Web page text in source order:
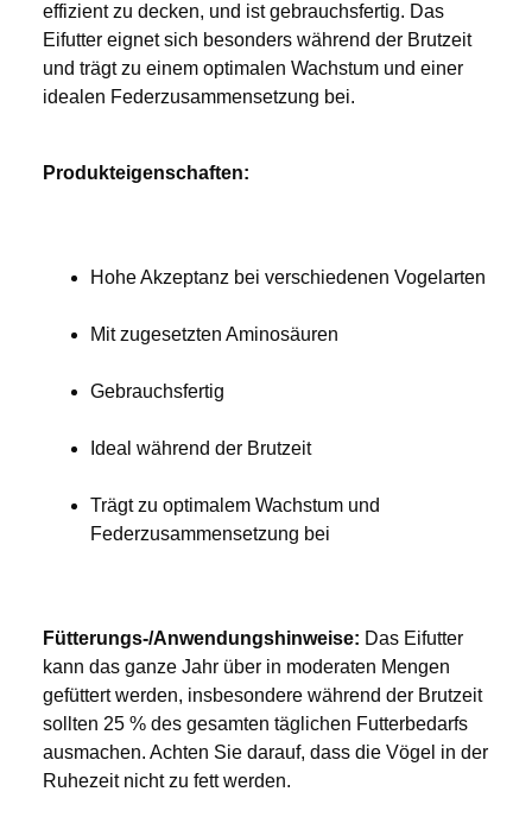
effizient zu decken, und ist gebrauchsfertig. Das
Eifutter eignet sich besonders während der Brutzeit
und trägt zu einem optimalen Wachstum und einer
idealen Federzusammensetzung bei.
Produkteigenschaften:
Hohe Akzeptanz bei verschiedenen Vogelarten
Mit zugesetzten Aminosäuren
Gebrauchsfertig
Ideal während der Brutzeit
Trägt zu optimalem Wachstum und
Federzusammensetzung bei
Fütterungs-/Anwendungshinweise: Das Eifutter
kann das ganze Jahr über in moderaten Mengen
gefüttert werden, insbesondere während der Brutzeit
sollten 25 % des gesamten täglichen Futterbedarfs
ausmachen. Achten Sie darauf, dass die Vögel in der
Ruhezeit nicht zu fett werden.